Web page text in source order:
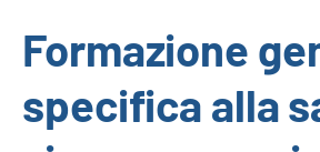
Formazione
specifica alla